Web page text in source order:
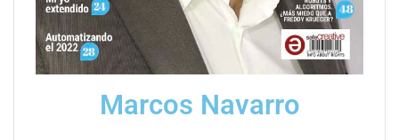
Marcos Navarro